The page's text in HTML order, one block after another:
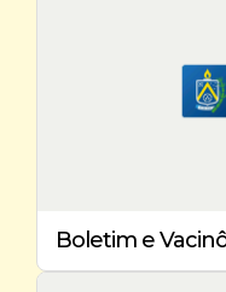
Boletim e